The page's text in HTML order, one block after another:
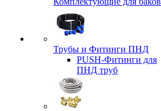
Трубы и Фитинги ПНД
PUSH-Фитинги для
ПНД труб